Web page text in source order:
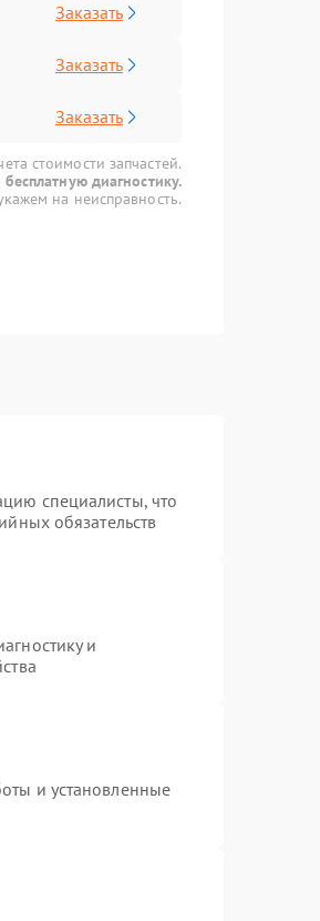
Заказать
Заказать
Заказать
стоимости запчастей.
диагностику.
на неисправность.
специалисты, что
обязательств
и
и установленные